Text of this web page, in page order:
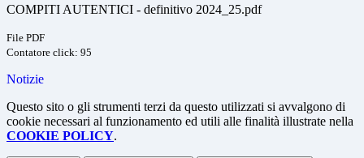
COMPITI AUTENTICI - definitivo 2024_25.pdf
File PDF
Contatore click: 95
Notizie
Questo sito o gli strumenti terzi da questo utilizzati si avvalgono di
cookie necessari al funzionamento ed utili alle finalità illustrate nella
COOKIE POLICY.